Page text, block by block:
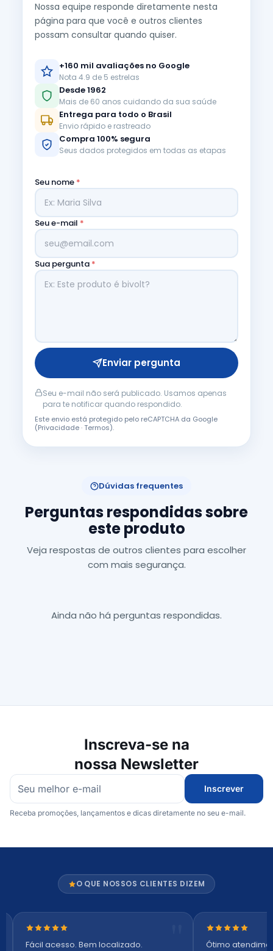
Nossa equipe responde diretamente nesta
página para que você e outros clientes
possam consultar quando quiser.
+160 mil avaliações no Google
Nota 4.9 de 5 estrelas
Desde 1962
Mais de 60 anos cuidando da sua saúde
Entrega para todo o Brasil
Envio rápido e rastreado
Compra 100% segura
Seus dados protegidos em todas as etapas
Seu nome *
Seu e-mail *
Sua pergunta *
Enviar pergunta
Seu e-mail não será publicado. Usamos apenas
para te notificar quando respondido.
Este envio está protegido pelo reCAPTCHA da Google
(Privacidade·Termos).
Dúvidas frequentes
Perguntas respondidas sobre
este produto
Veja respostas de outros clientes para escolher
com mais segurança.
Ainda não há perguntas respondidas.
Inscreva-se na
nossa Newsletter
Inscrever
Receba promoções, lançamentos e dicas diretamente no seu e-mail.
O QUE NOSSOS CLIENTES DIZEM
Nota 5 de 5 estrelas
Fácil acesso. Bem localizado.
Nota 5 de 5
Ótimo